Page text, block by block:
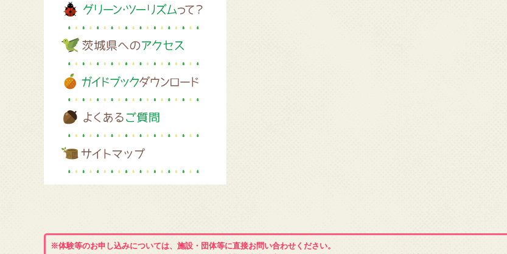
※体験等のお申し込みについては、施設・団体等に直接お問い合わせください。